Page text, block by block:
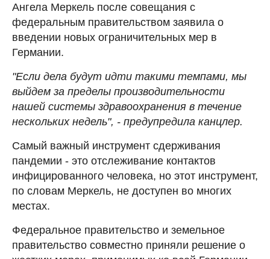
Ангела Меркель после совещания с
федеральным правительством заявила о
введении новых ограничительных мер в
Германии.
"Если дела будут идти такими темпами, мы
выйдем за пределы производительности
нашей системы здравоохранения в течение
нескольких недель", - предупредила канцлер.
Самый важный инструмент сдерживания
пандемии - это отслеживание контактов
инфицированного человека, но этот инструмент,
по словам Меркель, не доступен во многих
местах.
Федеральное правительство и земельное
правительство совместно приняли решение о